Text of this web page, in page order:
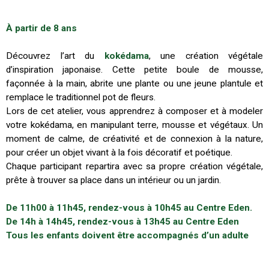
À partir de 8 ans
Découvrez l’art du kokédama, une création végétale
d’inspiration japonaise. Cette petite boule de mousse,
façonnée à la main, abrite une plante ou une jeune plantule et
remplace le traditionnel pot de fleurs.
Lors de cet atelier, vous apprendrez à composer et à modeler
votre kokédama, en manipulant terre, mousse et végétaux. Un
moment de calme, de créativité et de connexion à la nature,
pour créer un objet vivant à la fois décoratif et poétique.
Chaque participant repartira avec sa propre création végétale,
prête à trouver sa place dans un intérieur ou un jardin.
De 11h00 à 11h45, rendez-vous à 10h45 au Centre Eden.
De 14h à 14h45, rendez-vous à 13h45 au Centre Eden
Tous les enfants doivent être accompagnés d’un adulte